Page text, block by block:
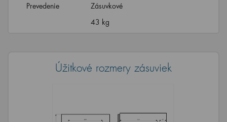
Prevedenie
Zásuvkové
43 kg
Úžitkové rozmery zásuviek